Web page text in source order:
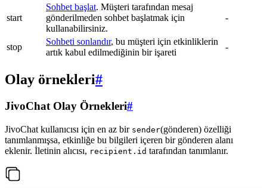
start
Sohbet başlat. Müşteri tarafından mesaj
gönderilmeden sohbet başlatmak için
kullanabilirsiniz.
-
stop
Sohbeti sonlandır, bu müşteri için etkinliklerin
artık kabul edilmediğinin bir işareti
-
Olay örnekleri#
JivoChat Olay Örnekleri#
JivoChat kullanıcısı için en az bir sender(gönderen) özelliği
tanımlanmışsa, etkinliğe bu bilgileri içeren bir gönderen alanı
eklenir. İletinin alıcısı, recipient.id tarafından tanımlanır.